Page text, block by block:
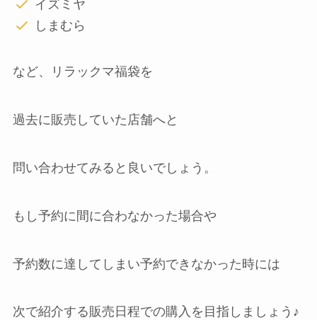
イズミヤ
しまむら
など、リラックマ福袋を
過去に販売していた店舗へと
問い合わせてみると良いでしょう。
もし予約に間に合わなかった場合や
予約数に達してしまい予約できなかった時には
次で紹介する販売日程での購入を目指しましょう♪